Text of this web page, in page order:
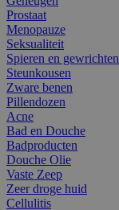
Prostaat
Menopauze
Seksualiteit
Spieren en gewrichten
Steunkousen
Zware benen
Pillendozen
Acne
Bad en Douche
Badproducten
Douche Olie
Vaste Zeep
Zeer droge huid
Cellulitis